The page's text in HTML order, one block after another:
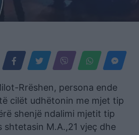
Rrëshen, persona ende
cilët udhëtonin me mjet tip
shenjë ndalimi mjetit tip
shtetasin M.A.,21 vjeç dhe